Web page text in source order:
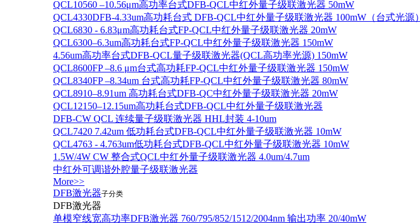
QCL10560 –10.56μm高功率台式DFB-QCL中红外量子级联激光器 50mW
QCL4330DFB-4.33um高功耗台式 DFB-QCL中红外量子级联激光器 100mW（台式光源）
QCL6830 - 6.83μm高功耗台式FP-QCL中红外量子级联激光器 20mW
QCL6300–6.3um高功耗台式FP-QCL中红外量子级联激光器 150mW
4.56um高功率台式DFB-QCL量子级联激光器(QCL高功率光源) 150mW
QCL8600FP –8.6 μm台式高功耗FP-QCL中红外量子级联激光器 150mW
QCL8340FP –8.34um 台式高功耗FP-QCL中红外量子级联激光器 80mW
QCL8910–8.91um 高功耗台式DFB-QC中红外量子级联激光器 20mW
QCL12150–12.15um高功耗台式DFB-QCL中红外量子级联激光器
DFB-CW QCL 连续量子级联激光器 HHL封装 4-10um
QCL7420 7.42um 低功耗台式DFB-QCL中红外量子级联激光器 10mW
QCL4763 - 4.763um低功耗台式DFB-QCL中红外量子级联激光器 10mW
1.5W/4W CW 整合式QCL中红外量子级联激光器 4.0um/4.7um
中红外可调谐外腔量子级联激光器
More>>
DFB激光器子分类
DFB激光器
单模窄线宽高功率DFB激光器 760/795/852/1512/2004nm 输出功率 20/40mW